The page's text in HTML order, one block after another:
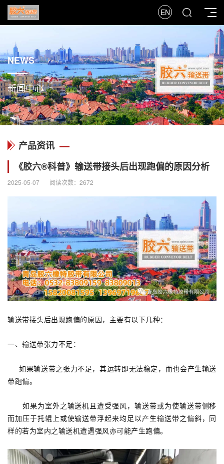
EN
NEWS
新闻中心
产品资讯
《胶六®科普》输送带接头后出现跑偏的原因分析
2025-05-07 阅读次数：2672
输送带接头后出现跑偏的原因，主要有以下几种：
一、输送带张力不足：
如果输送带之张力不足，其运转即无法稳定，而也会产生输送
带跑偏。
如果为室外之输送机且遭受强风，输送带或为使输送带侧移
而加压于托辊上或使输送带浮起来均足以产生输送带之偏斜，同
样的若为室内之输送机遭遇强风亦可能产生跑偏。